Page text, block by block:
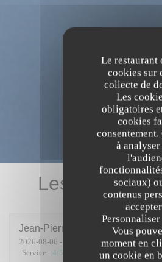
Le restaurant
cookies sur
collecte de
Les
obligatoires
cookies
à
sociaux)
contenus
Vous
moment en
un cookie en
Les avis de
Jean-Pierre
2026-08-06 - 13:00 - Couverts 12
Service : 4/5 Ambiance: 5 /5 Cuisine: 5 /5